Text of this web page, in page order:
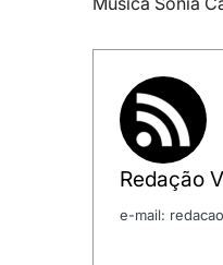
Redação
e-mail: